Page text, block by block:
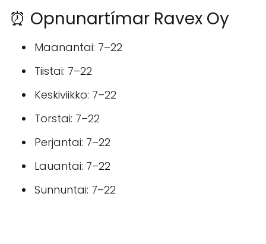
⏰ Opnunartímar Ravex Oy
Maanantai: 7–22
Tiistai: 7–22
Keskiviikko: 7–22
Torstai: 7–22
Perjantai: 7–22
Lauantai: 7–22
Sunnuntai: 7–22